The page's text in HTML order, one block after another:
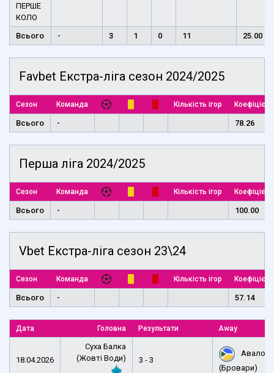
ПЕРШЕ
КОЛО
Всього - 3 1 0 11 25.00
Favbet Екстра-ліга сезон 2024/2025
Сезон Команда Кількість ігор
Всього - 78.26
Перша ліга 2024/2025
Сезон Команда Кількість ігор
Всього - 100.00
Vbet Екстра-ліга сезон 23\24
Сезон Команда Кількість ігор
Всього - 57.14
Дата Головна Результати Away
18.04.2026
Суха Балка
(Жовті Води)
3 - 3
Авалон
(Бровари)